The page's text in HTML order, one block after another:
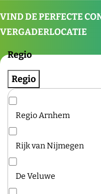
VIND DE PERFECTE
VERGADERLOCATIE
Regio
Regio
Regio Arnhem
Rijk van Nijmegen
De Veluwe